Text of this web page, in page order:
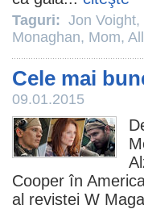
Taguri: Jon Voight,
Monaghan, Mom,
Cele mai
09.01.2015
Cooper în
al revistei W